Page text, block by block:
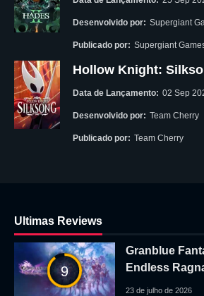
Desenvolvido por: Supergiant
Publicado por: Supergiant
Hollow Knight:
Data de Lançamento: 02 Sep
Desenvolvido por: Team Cherry
Publicado por: Team Cherry
Ultimas Reviews
9
Granblue
Endless
23 de julho de 2026